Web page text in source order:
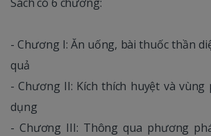
- Chương I: Ăn uống, bài thuốc thần
quả
- Chương II: Kích thích huyệt và vùng
dụng
- Chương III: Thông qua phương